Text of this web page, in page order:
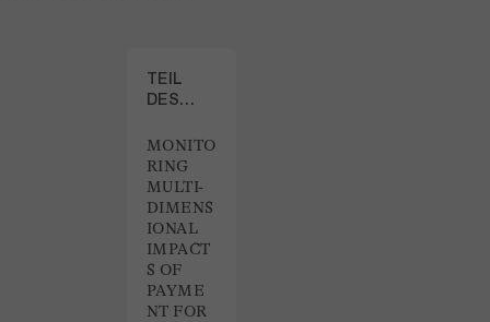
TEIL
DES
MONITO
RING
MULTI-
DIMENS
IONAL
IMPACT
S OF
PAYME
NT FOR